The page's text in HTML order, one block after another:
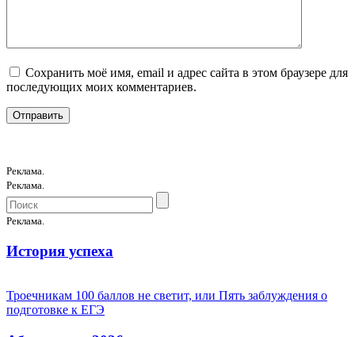
Сохранить моё имя, email и адрес сайта в этом браузере для
последующих моих комментариев.
Реклама.
Реклама.
Реклама.
История успеха
Троечникам 100 баллов не светит, или Пять заблуждения о
подготовке к ЕГЭ